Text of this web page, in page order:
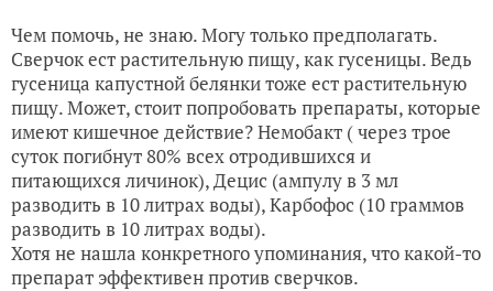
Чем помочь, не знаю. Могу только предполагать.
Сверчок ест растительную пищу, как гусеницы. Ведь
гусеница капустной белянки тоже ест растительную
пищу. Может, стоит попробовать препараты, которые
имеют кишечное действие? Немобакт ( через трое
суток погибнут 80% всех отродившихся и
питающихся личинок), Децис (ампулу в 3 мл
разводить в 10 литрах воды), Карбофос (10 граммов
разводить в 10 литрах воды).
Хотя не нашла конкретного упоминания, что какой-то
препарат эффективен против сверчков.